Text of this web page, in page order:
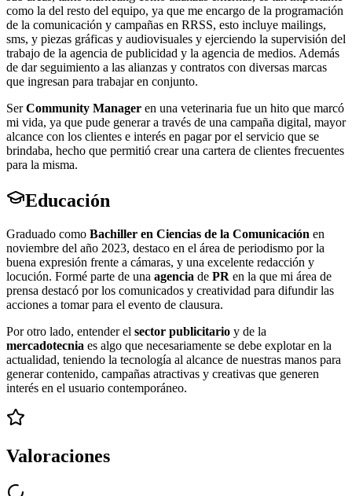
como la del resto del equipo, ya que me encargo de la programación
de la comunicación y campañas en RRSS, esto incluye mailings,
sms, y piezas gráficas y audiovisuales y ejerciendo la supervisión del
trabajo de la agencia de publicidad y la agencia de medios. Además
de dar seguimiento a las alianzas y contratos con diversas marcas
que ingresan para trabajar en conjunto.
SerCommunity Manager en una veterinaria fue un hito que marcó
mi vida, ya que pude generar a través de una campaña digital, mayor
alcance con los clientes e interés en pagar por el servicio que se
brindaba, hecho que permitió crear una cartera de clientes frecuentes
para la misma.
Educación
Graduado como Bachiller en Ciencias de la Comunicación en
noviembre del año 2023, destaco en el área de periodismo por la
buena expresión frente a cámaras, y una excelente redacción y
locución. Formé parte de una agencia de PR en la que mi área de
prensa destacó por los comunicados y creatividad para difundir las
acciones a tomar para el evento de clausura.
Por otro lado, entender el sector publicitario y de la
mercadotecnia es algo que necesariamente se debe explotar en la
actualidad, teniendo la tecnología al alcance de nuestras manos para
generar contenido, campañas atractivas y creativas que generen
interés en el usuario contemporáneo.
Valoraciones